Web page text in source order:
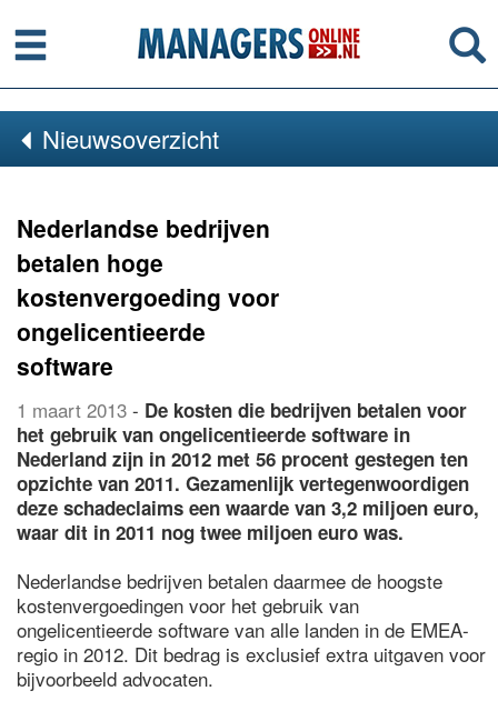
Menu
Nieuwsoverzicht
Nederlandse bedrijven
betalen hoge
kostenvergoeding voor
ongelicentieerde
software
1 maart 2013 - De kosten die bedrijven betalen voor
het gebruik van ongelicentieerde software in
Nederland zijn in 2012 met 56 procent gestegen ten
opzichte van 2011. Gezamenlijk vertegenwoordigen
deze schadeclaims een waarde van 3,2 miljoen euro,
waar dit in 2011 nog twee miljoen euro was.
Nederlandse bedrijven betalen daarmee de hoogste
kostenvergoedingen voor het gebruik van
ongelicentieerde software van alle landen in de EMEA-
regio in 2012. Dit bedrag is exclusief extra uitgaven voor
bijvoorbeeld advocaten.